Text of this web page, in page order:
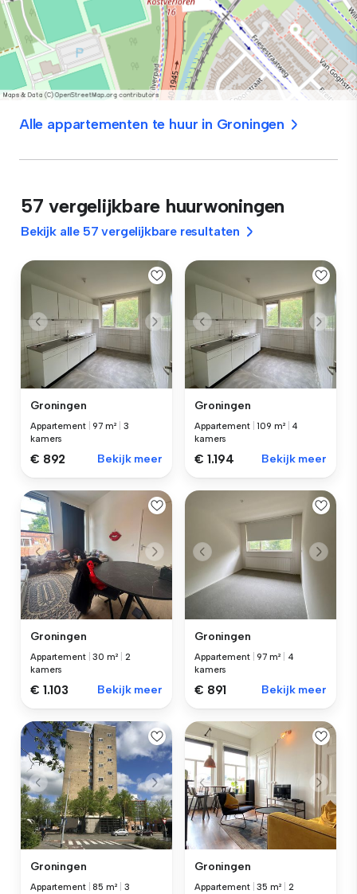
Alle appartementen te huur in Groningen
57 vergelijkbare huurwoningen
Bekijk alle 57 vergelijkbare resultaten
Groningen
Appartement |97 m²
3
kamers
€ 892 Bekijk meer
Groningen
Appartement |109 m²
4
kamers
€ 1.194 Bekijk meer
Groningen
Appartement |30 m²
2
kamers
€ 1.103 Bekijk meer
Groningen
Appartement |97 m²
4
kamers
€ 891 Bekijk meer
Groningen
Appartement |85 m²
3
Groningen
Appartement |35 m²
2